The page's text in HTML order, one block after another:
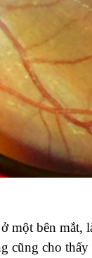
một bên mắt,
cũng cho